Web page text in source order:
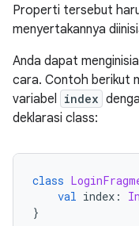
Properti tersebut
menyertakannya
Anda dapat
cara. Contoh berikut
variabel index
deklarasi class:
class
val index :
}